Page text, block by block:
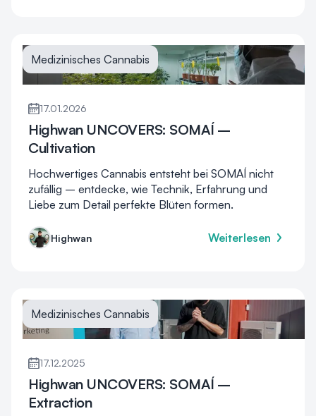
Medizinisches Cannabis
17.01.2026
Highwan UNCOVERS: SOMAÍ –
Cultivation
Hochwertiges Cannabis entsteht bei SOMAÍ nicht
zufällig – entdecke, wie Technik, Erfahrung und
Liebe zum Detail perfekte Blüten formen.
Highwan Weiterlesen
Medizinisches Cannabis
17.12.2025
Highwan UNCOVERS: SOMAÍ –
Extraction